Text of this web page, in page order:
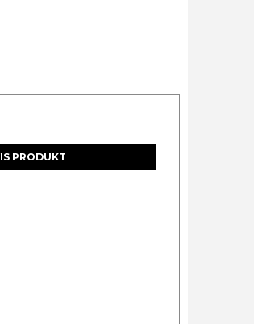
PRODUKT